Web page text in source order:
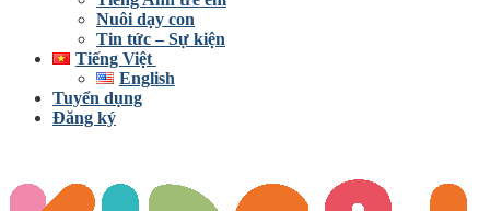
Nuôi dạy con
Tin tức – Sự kiện
Tiếng Việt
English
Tuyển dụng
Đăng ký